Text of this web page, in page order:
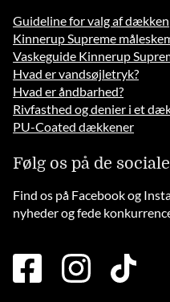
Guideline for valg af dækken
Kinnerup Supreme
Vaskeguide Kinnerup
Hvad er vandsøjletryk?
Hvad er åndbarhed?
Rivfasthed og denier i et
PU-Coated dækkener
Følg os på de
Find os på Facebook og
nyheder og fede
facebook
square
instagramtiktok